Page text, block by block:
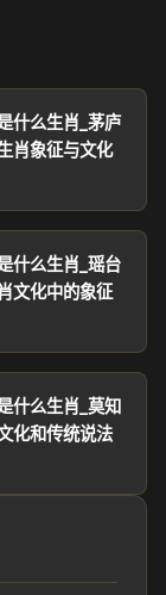
什么生肖_茅庐
肖象征与文化
什么生肖_瑶台
文化中的象征
什么生肖_莫知
化和传统说法